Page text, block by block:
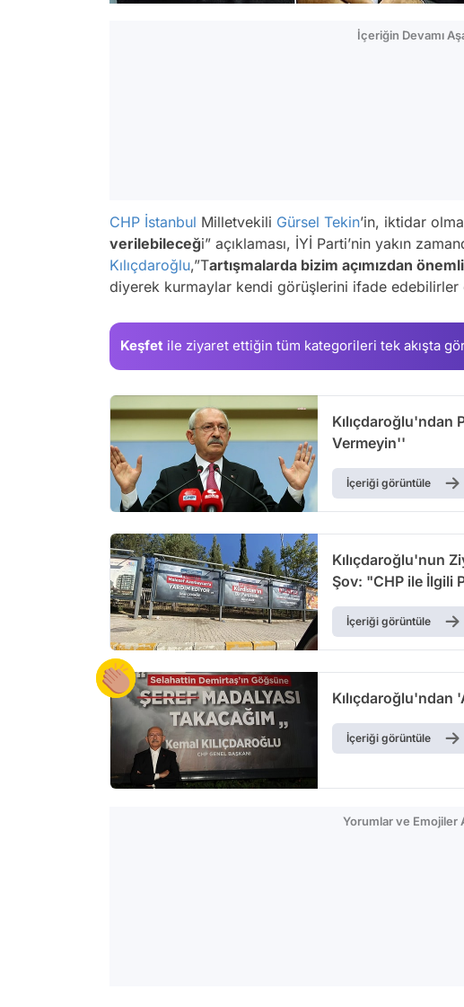
İçeriğin Devamı
CHP İstanbul Milletvekili Gürsel Tekin’in, iktidar
verilebileceği” açıklaması, İYİ Parti’nin yakın
Kılıçdaroğlu,”Tartışmalarda bizim açımızdan
diyerek kurmaylar kendi görüşlerini ifade edebilirler
Keşfet ile ziyaret ettiğin tüm kategorileri tek akışta
Kılıçdaroğlu'ndan
Vermeyin''
İçeriği görüntüle
Kılıçdaroğlu'nun
Şov: "CHP ile İlgili
İçeriği görüntüle
Kılıçdaroğlu'ndan
İçeriği görüntüle
Yorumlar ve Emojiler